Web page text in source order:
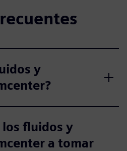
y
los fluidos y
a tomar